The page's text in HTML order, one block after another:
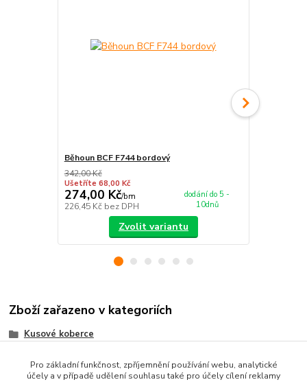
Běhoun BCF F744 bordový
342,00 Kč
Ušetříte 68,00 Kč
274,00 Kč/bm
226,45 Kč bez DPH
dodání do 5 -
10dnů
Zvolit variantu
Zboží zařazeno v kategoriích
Kusové koberce
BCF koberce
Pro základní funkčnost, zpříjemnění používání webu, analytické
účely a v případě udělení souhlasu také pro účely cílení reklamy